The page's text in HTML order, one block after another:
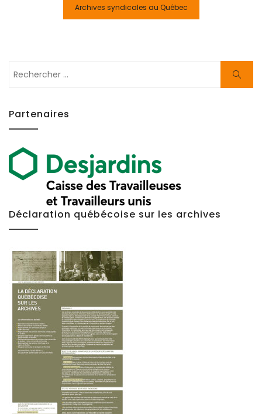
Archives syndicales au Québec
Rechercher:
Partenaires
Déclaration québécoise sur les archives